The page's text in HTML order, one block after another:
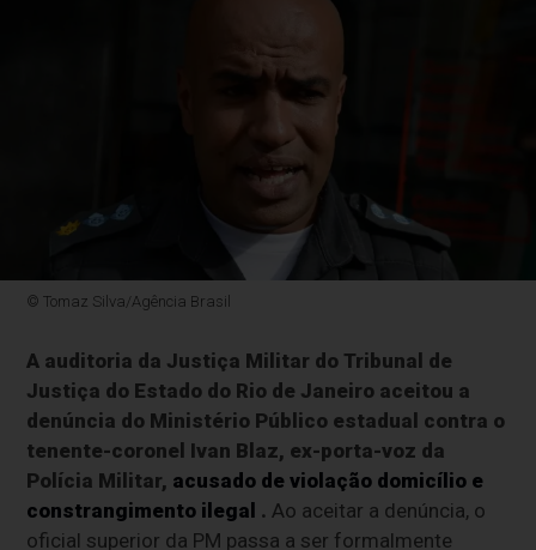
© Tomaz Silva/Agência Brasil
A auditoria da Justiça Militar do Tribunal de
Justiça do Estado do Rio de Janeiro aceitou a
denúncia do Ministério Público estadual contra o
tenente-coronel Ivan Blaz, ex-porta-voz da
Polícia Militar, acusado de violação domicílio e
constrangimento ilegal . Ao aceitar a denúncia, o
oficial superior da PM passa a ser formalmente